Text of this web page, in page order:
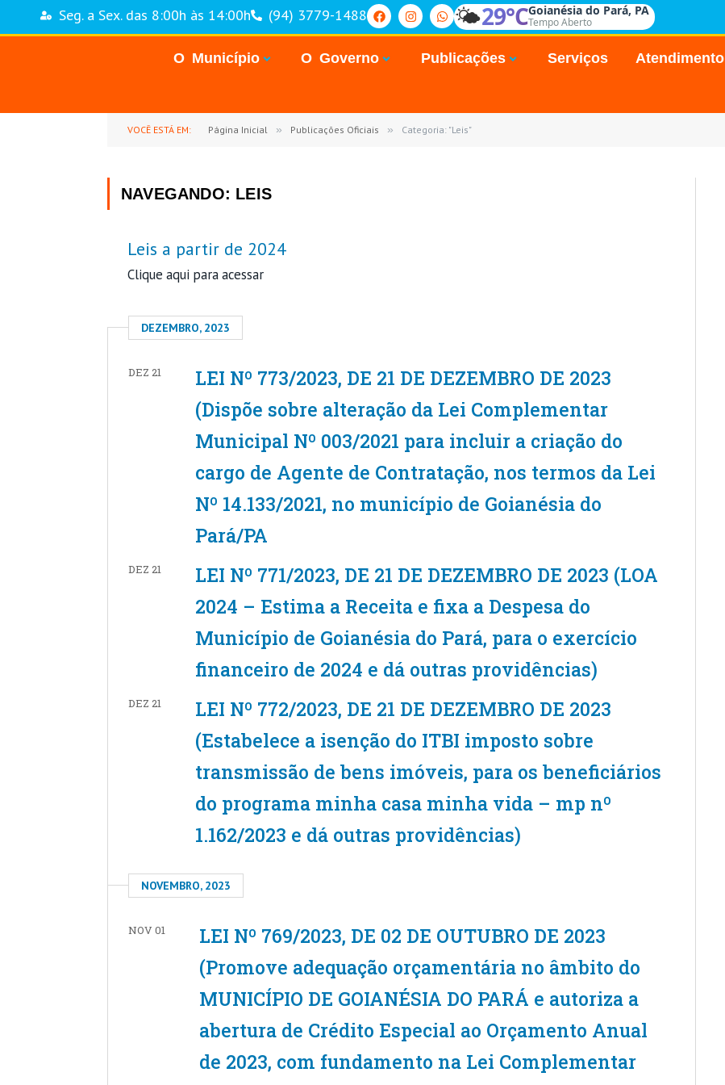
Seg. a Sex. das 8:00h às 14:00h (94) 3779-1488 🌤️29°CGoianésia do Pará, PA
Tempo Aberto
O Município O Governo Publicações Serviços Atendimento
VOCÊ ESTÁ EM: Página Inicial » Publicações Oficiais » Categoria: "Leis"
NAVEGANDO: LEIS
Leis a partir de 2024
Clique aqui para acessar
DEZEMBRO, 2023
DEZ 21
LEI Nº 773/2023, DE 21 DE DEZEMBRO DE 2023
(Dispõe sobre alteração da Lei Complementar
Municipal Nº 003/2021 para incluir a criação do
cargo de Agente de Contratação, nos termos da Lei
Nº 14.133/2021, no município de Goianésia do
Pará/PA
DEZ 21
LEI Nº 771/2023, DE 21 DE DEZEMBRO DE 2023 (LOA
2024 – Estima a Receita e fixa a Despesa do
Município de Goianésia do Pará, para o exercício
financeiro de 2024 e dá outras providências)
DEZ 21
LEI Nº 772/2023, DE 21 DE DEZEMBRO DE 2023
(Estabelece a isenção do ITBI imposto sobre
transmissão de bens imóveis, para os beneficiários
do programa minha casa minha vida – mp nº
1.162/2023 e dá outras providências)
NOVEMBRO, 2023
NOV 01
LEI Nº 769/2023, DE 02 DE OUTUBRO DE 2023
(Promove adequação orçamentária no âmbito do
MUNICÍPIO DE GOIANÉSIA DO PARÁ e autoriza a
abertura de Crédito Especial ao Orçamento Anual
de 2023, com fundamento na Lei Complementar